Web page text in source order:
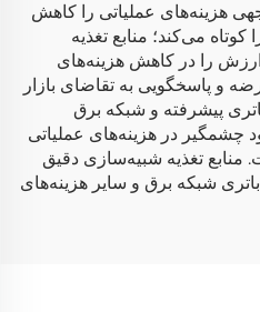
هزینه‌های عملیاتی را کاهش
می‌کند؛ منابع تغذیه
را در کاهش هزینه‌های
و پاسخگویی به تقاضای بازار
باتری پیشرفته و شبکه برق
چشمگیر در هزینه‌های عملیاتی
تغذیه شبیه‌سازی دقیق
شبکه برق و سایر هزینه‌های